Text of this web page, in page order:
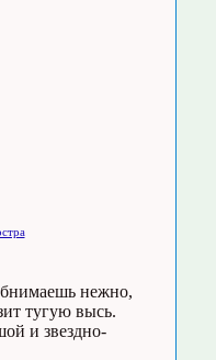
нежно,
тугую высь.
и звездно-